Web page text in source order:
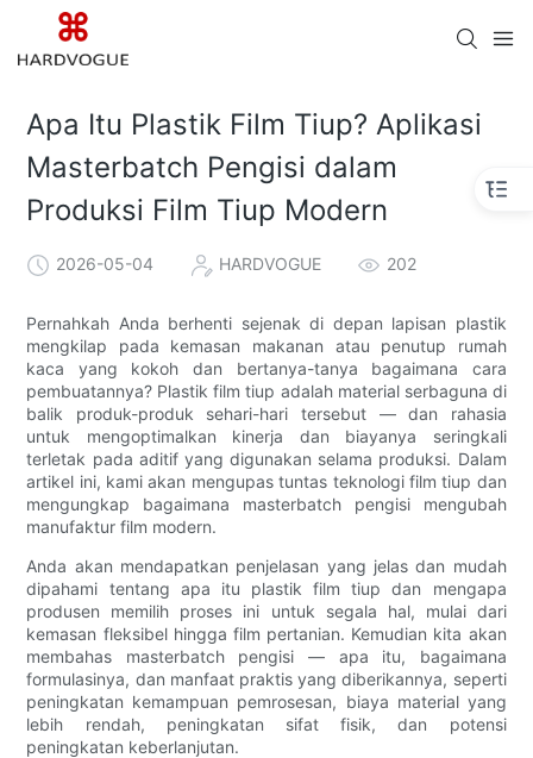
Apa Itu Plastik Film Tiup? Aplikasi
Masterbatch Pengisi dalam
Produksi Film Tiup Modern
2026-05-04 HARDVOGUE 202
Pernahkah Anda berhenti sejenak di depan lapisan plastik
mengkilap pada kemasan makanan atau penutup rumah
kaca yang kokoh dan bertanya-tanya bagaimana cara
pembuatannya? Plastik film tiup adalah material serbaguna di
balik produk-produk sehari-hari tersebut — dan rahasia
untuk mengoptimalkan kinerja dan biayanya seringkali
terletak pada aditif yang digunakan selama produksi. Dalam
artikel ini, kami akan mengupas tuntas teknologi film tiup dan
mengungkap bagaimana masterbatch pengisi mengubah
manufaktur film modern.
Anda akan mendapatkan penjelasan yang jelas dan mudah
dipahami tentang apa itu plastik film tiup dan mengapa
produsen memilih proses ini untuk segala hal, mulai dari
kemasan fleksibel hingga film pertanian. Kemudian kita akan
membahas masterbatch pengisi — apa itu, bagaimana
formulasinya, dan manfaat praktis yang diberikannya, seperti
peningkatan kemampuan pemrosesan, biaya material yang
lebih rendah, peningkatan sifat fisik, dan potensi
peningkatan keberlanjutan.